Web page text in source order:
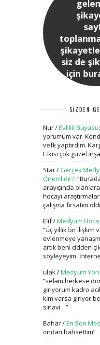
siz de
için
SİZDEN
Nur/Evlilik Büyüsü
yorumum var.
vefk yaptırdım.
Etkisi çok güzel
Star/Gerçek
Önemlidir?: “
arayışında
hocayı
çalışma fırsatım
Elif/Medyum
“Üç yıllık bir ilişkim
evlenmeye
artık beni cidden
söyleyeyim.
ulak/Medyum
“selam herkese
giriyorum kadro
kim varsa giriyor
sinavi…”
Bahar/En Son
ondan bahsettim”